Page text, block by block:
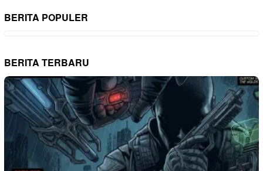
BERITA POPULER
BERITA TERBARU